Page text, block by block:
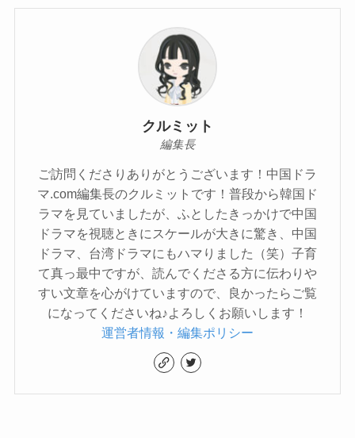
クルミット
編集長
ご訪問くださりありがとうございます！中国ドラ
マ.com編集長のクルミットです！普段から韓国ド
ラマを見ていましたが、ふとしたきっかけで中国
ドラマを視聴ときにスケールが大きに驚き、中国
ドラマ、台湾ドラマにもハマりました（笑）子育
て真っ最中ですが、読んでくださる方に伝わりや
すい文章を心がけていますので、良かったらご覧
になってくださいね♪よろしくお願いします！
運営者情報・編集ポリシー